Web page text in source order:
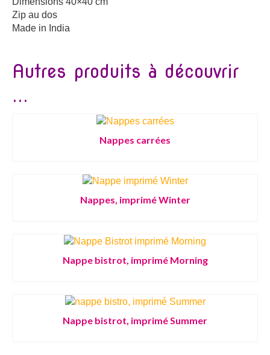
Zip au dos
Made in India
Autres produits à découvrir
...
Nappes carrées
Nappes, imprimé Winter
Nappe bistrot, imprimé Morning
Nappe bistrot, imprimé Summer